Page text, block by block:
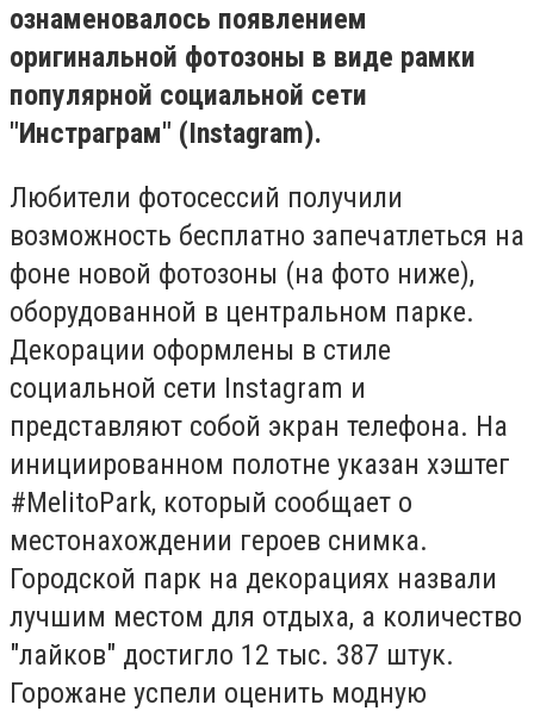
ознаменовалось появлением
оригинальной фотозоны в виде рамки
популярной социальной сети
"Инстраграм" (Instagram).
Любители фотосессий получили
возможность бесплатно запечатлеться на
фоне новой фотозоны (на фото ниже),
оборудованной в центральном парке.
Декорации оформлены в стиле
социальной сети Instagram и
представляют собой экран телефона. На
инициированном полотне указан хэштег
#MelitoPark, который сообщает о
местонахождении героев снимка.
Городской парк на декорациях назвали
лучшим местом для отдыха, а количество
"лайков" достигло 12 тыс. 387 штук.
Горожане успели оценить модную